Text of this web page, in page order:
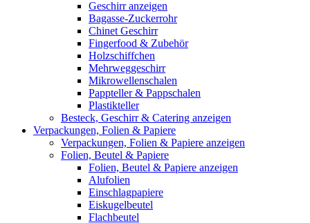
Geschirr anzeigen
Bagasse-Zuckerrohr
Chinet Geschirr
Fingerfood & Zubehör
Holzschiffchen
Mehrweggeschirr
Mikrowellenschalen
Pappteller & Pappschalen
Plastikteller
Besteck, Geschirr & Catering anzeigen
Verpackungen, Folien & Papiere
Verpackungen, Folien & Papiere anzeigen
Folien, Beutel & Papiere
Folien, Beutel & Papiere anzeigen
Alufolien
Einschlagpapiere
Eiskugelbeutel
Flachbeutel